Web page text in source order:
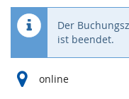
Der
ist beendet.
online